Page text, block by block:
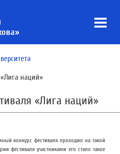
наций»
«Лига наций»
конкурс фестиваля проходил на такой
фестиваля участниками его стало такое